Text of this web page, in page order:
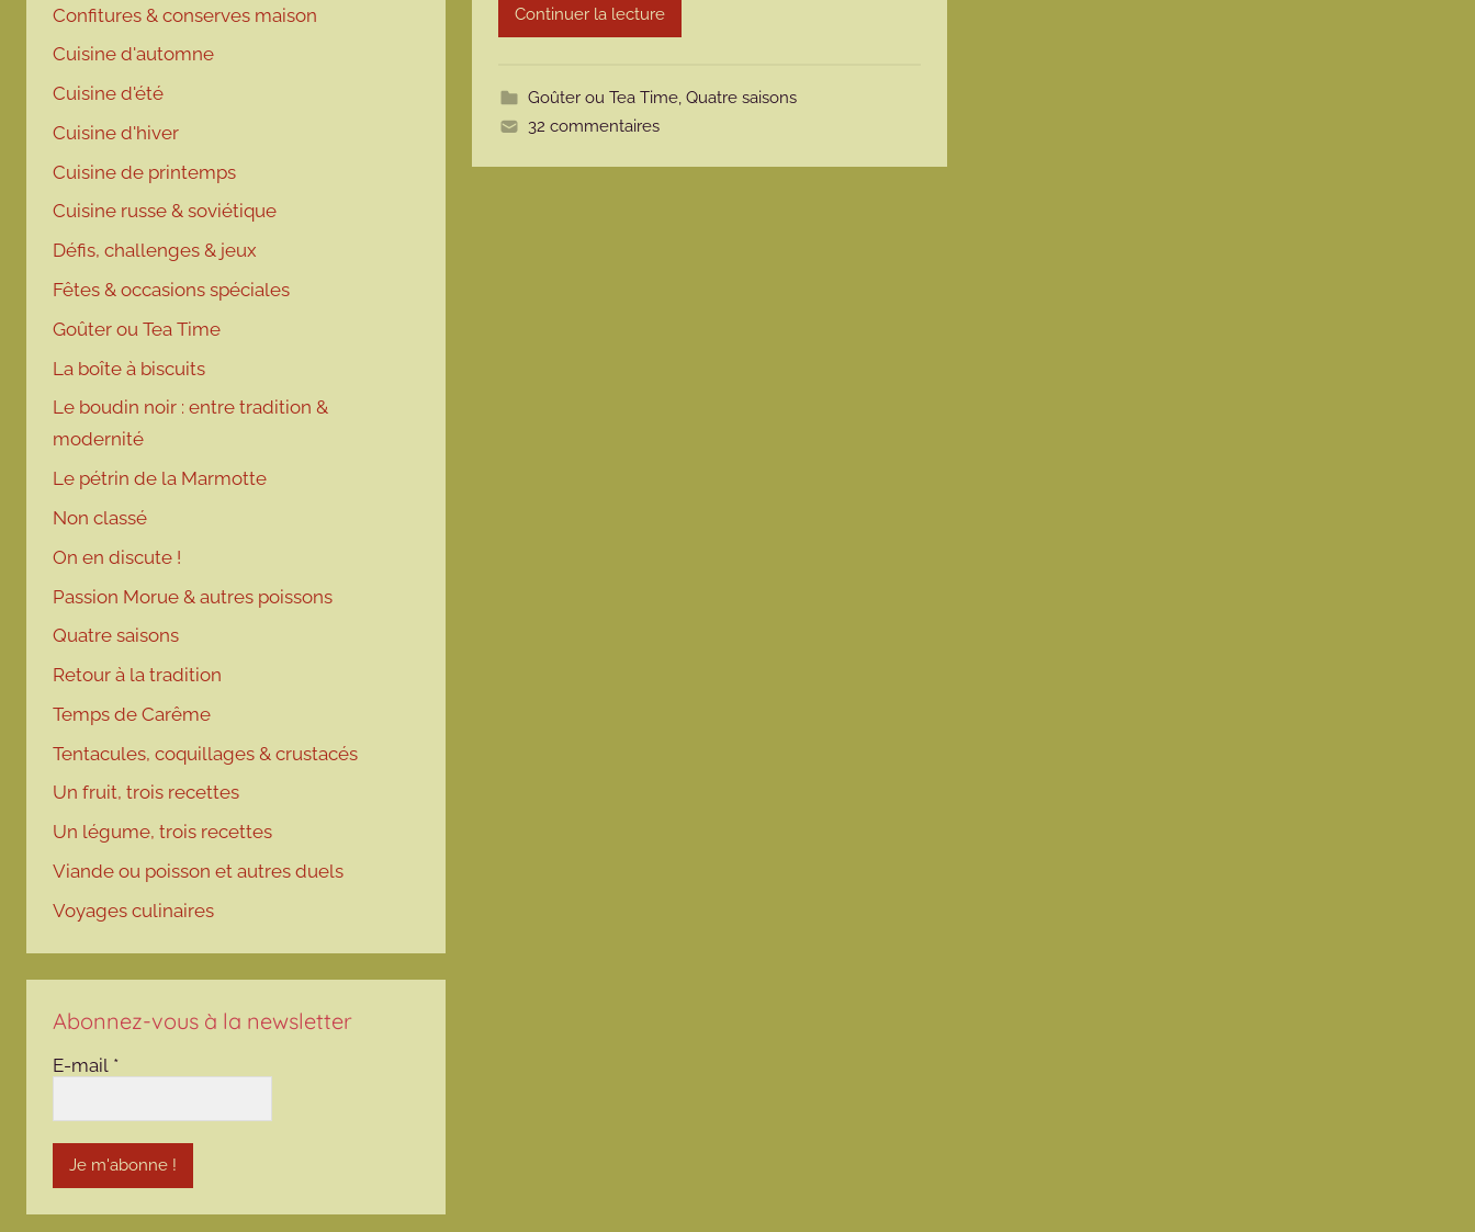
m
o
t
Continuer la lecture
Goûter ou Tea Time,Quatre saisons
32 commentaires
Confitures & conserves maison
Cuisine d'automne
Cuisine d'été
Cuisine d'hiver
Cuisine de printemps
Cuisine russe & soviétique
Défis, challenges & jeux
Fêtes & occasions spéciales
Goûter ou Tea Time
La boîte à biscuits
Le boudin noir : entre tradition &
modernité
Le pétrin de la Marmotte
Non classé
On en discute !
Passion Morue & autres poissons
Quatre saisons
Retour à la tradition
Temps de Carême
Tentacules, coquillages & crustacés
Un fruit, trois recettes
Un légume, trois recettes
Viande ou poisson et autres duels
Voyages culinaires
Abonnez-vous à la newsletter
E-mail *